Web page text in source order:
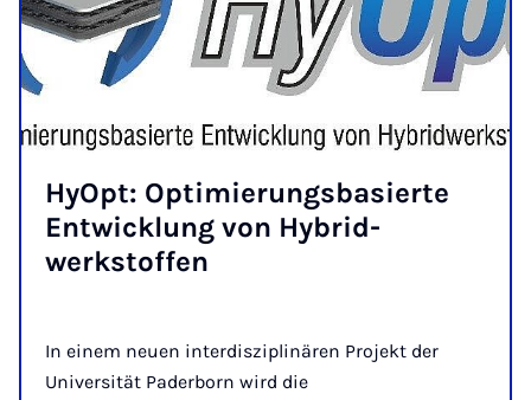
Hy­Opt: Op­ti­mier­ungs­basierte
En­twicklung von Hy­brid­
werkstof­fen
In einem neuen interdisziplinären Projekt der
Universität Paderborn wird die